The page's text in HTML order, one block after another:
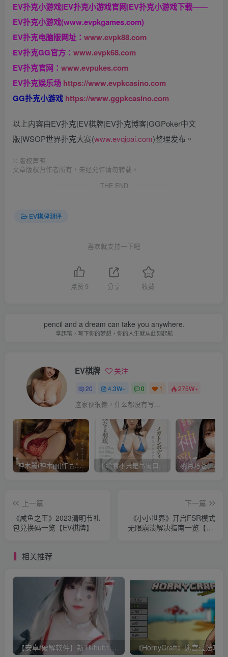
EV扑克小游戏|EV扑克小游戏官网|EV扑克小游戏下载——
EV扑克小游戏(www.evpkgames.com)
EV扑克电脑版网址： www.evpk88.com
EV扑克GG官方： www.evpk68.com
EV扑克官网： www.evpukes.com
EV扑克娱乐场 https://www.evpkcasino.com
GG扑克小游戏 https://www.ggpkcasino.com
以上内容由EV扑克|EV棋牌|EV扑克博客|GGPoker中文
版|WSOP世界扑克大赛(www.evqipai.com)整理发布。
© 版权声明
文章版权归作者所有，未经允许请勿转载。
THE END
EV棋牌测评
喜欢就支持一下吧
点赞 9 分享 收藏
pencil and a dream can take you anywhere.
拿起笔，写下你的梦想，你的人生就从此刻起航
EV棋牌 关注
20 4.3W+ 0 1 275W+
这家伙很懒，什么都没有写...
神木麗(神木丽)作品STARS-804发布！出道一周年，华丽布拉甲闪亮动人！【EV棋牌】 不给看不只是吊胃口！K奶的みなと羽琉(凑羽琉)原来是无码妹「水原圣子」？【EV棋牌】
上一篇
《咸鱼之王》2023清明节礼
包兑换码一览【EV棋牌】
下一篇
《小小世界》开启FSR模式
无限崩溃解决指南一览【EV
相关推荐
【安卓/破解软件】新Tikhub1.13 解锁付费限制，超级会员破解版【EV棋牌】